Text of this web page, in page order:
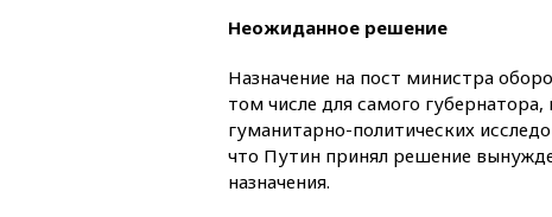
Неожиданное решение
Назначение на пост министра
том числе для самого
гуманитарно-политических
что Путин принял решение
назначения.